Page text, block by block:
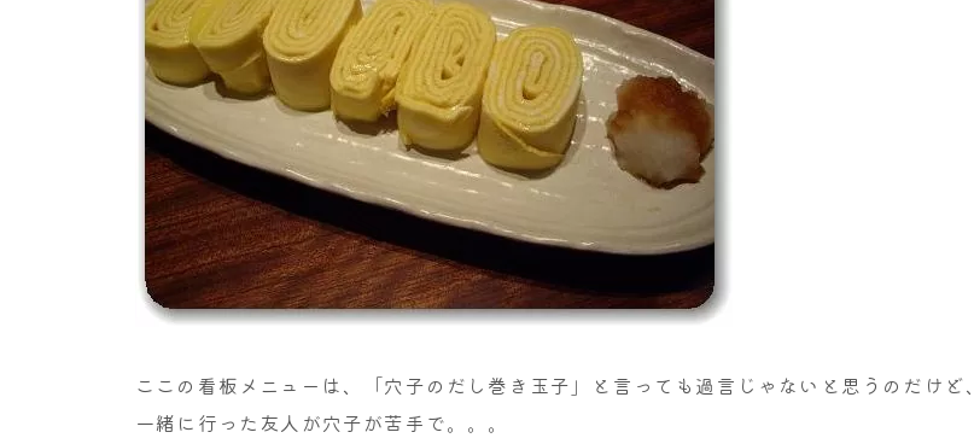
ここの看板メニューは、「穴子のだし巻き玉子」と言っても過言じゃないと思うのだけど、
一緒に行った友人が穴子が苦手で。。。